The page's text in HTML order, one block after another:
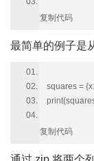
复制代码
最简单的例子是
squares =
复制代码